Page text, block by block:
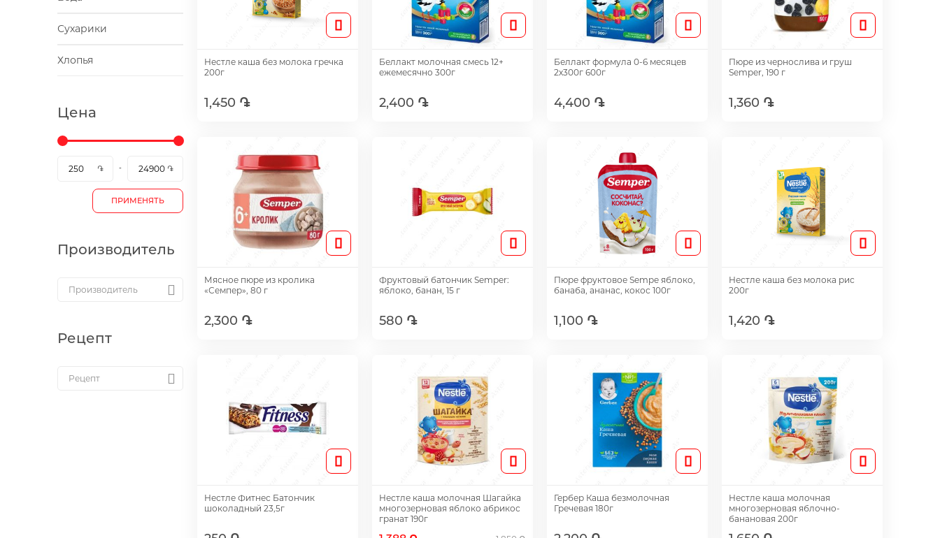
Сухарики
Хлопья
Цена
ПРИМЕНЯТЬ
Производитель
Рецепт
Нестле каша без молока гречка
200г
1,450 ֏
Беллакт молочная смесь 12+
ежемесячно 300г
2,400 ֏
Беллакт формула 0-6 месяцев
2х300г 600г
4,400 ֏
Пюре из чернослива и груш
Semper, 190 г
1,360 ֏
Мясное пюре из кролика
«Семпер», 80 г
2,300 ֏
Фруктовый батончик Semper:
яблоко, банан, 15 г
580 ֏
Пюре фруктовое Sempe яблоко,
банаба, ананас, кокос 100г
1,100 ֏
Нестле каша без молока рис
200г
1,420 ֏
Нестле Фитнес Батончик
шоколадный 23,5г
Нестле каша молочная Шагайка
многозерновая яблоко абрикос
гранат 190г
Гербер Каша безмолочная
Гречевая 180г
Нестле каша молочная
многозерновая яблочно-
банановая 200г